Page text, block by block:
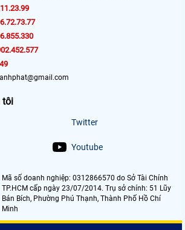
tôi
Twitter
Youtube
Mã số doanh nghiệp: 0312866570 do Sở Tài Chính
TP.HCM cấp ngày 23/07/2014. Trụ sở chính: 51 Lũy
Bán Bích, Phường Phú Thạnh, Thành Phố Hồ Chí
Minh